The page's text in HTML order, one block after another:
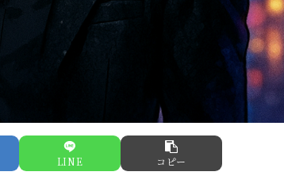
LINE コピー